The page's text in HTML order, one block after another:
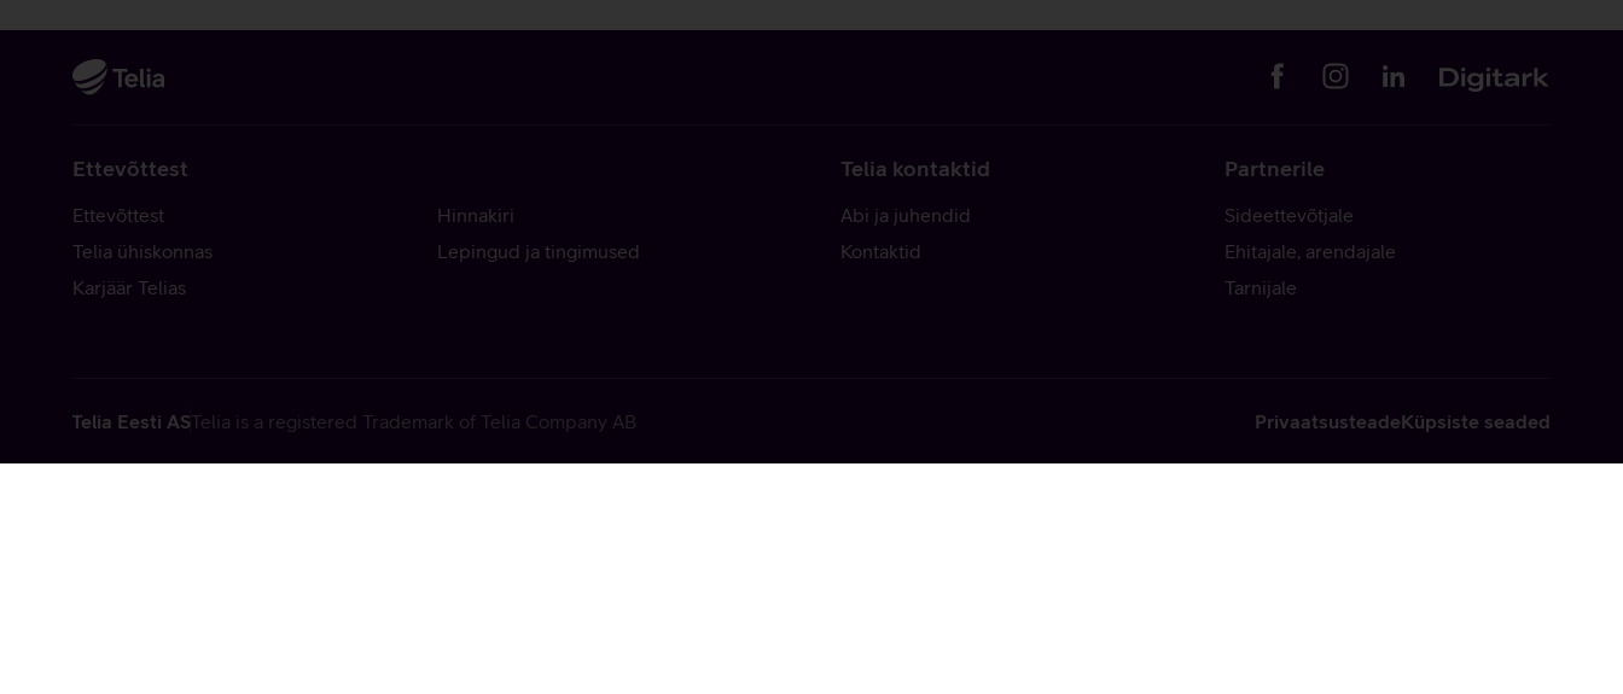
Ettevõttest
Ettevõttest
Telia ühiskonnas
Karjäär Telias
Hinnakiri
Lepingud ja tingimused
Telia kontaktid
Abi ja juhendid
Kontaktid
Partnerile
Sideettevõtjale
Ehitajale, arendajale
Tarnijale
Telia Eesti ASTelia is a registered Trademark of Telia Company AB PrivaatsusteadeKüpsiste seaded